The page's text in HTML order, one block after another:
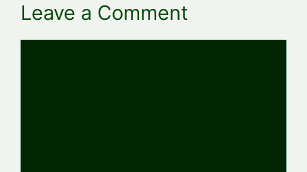
Leave a Comment